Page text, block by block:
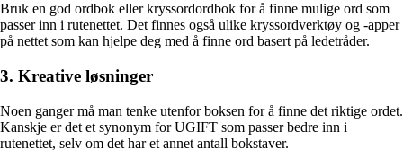
Bruk en god ordbok eller kryssordordbok for å finne mulige ord som
passer inn i rutenettet. Det finnes også ulike kryssordverktøy og -apper
på nettet som kan hjelpe deg med å finne ord basert på ledetråder.
3. Kreative løsninger
Noen ganger må man tenke utenfor boksen for å finne det riktige ordet.
Kanskje er det et synonym for UGIFT som passer bedre inn i
rutenettet, selv om det har et annet antall bokstaver.